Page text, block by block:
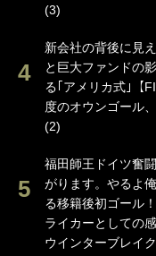
(3)
新会社の背後に見
と巨大ファンドの
る｢アメリカ式｣【
度のオウンゴール
(2)
福田師王ドイツ奮
がります。やるよ
る移籍後初ゴール
ライカーとしての
ウインターブレイク